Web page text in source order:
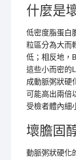
什麼是
低密度脂蛋白
粒區分為大而
低；相反地，
這些小而密的
成動脈粥狀硬
可能高出兩倍
受檢者體內細
壞膽固
動脈粥狀硬化